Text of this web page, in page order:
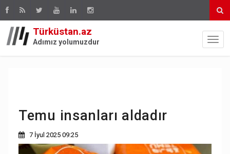
Türküstan.az
Adımız yolumuzdur
Temu insanları aldadır
7 İyul 2025 09:25